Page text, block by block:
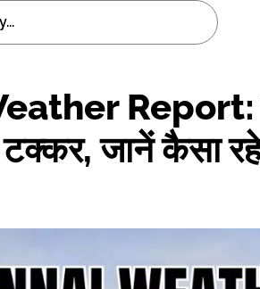
Report:
जानें कैसा